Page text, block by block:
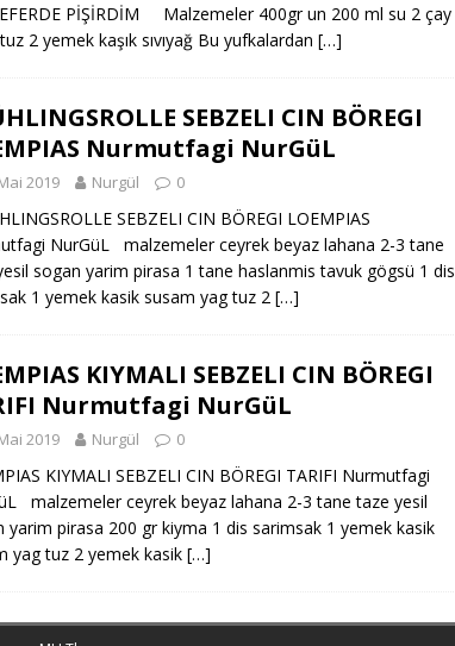
PİŞİRDİM Malzemeler 400gr un 200 ml su 2 çay
2 yemek kaşık sıvıyağ Bu yufkalardan […]
SEBZELI CIN BÖREGI
Nurmutfagi NurGüL
2019 Nurgül 0
SEBZELI CIN BÖREGI LOEMPIAS
NurGüL malzemeler ceyrek beyaz lahana 2-3 tane
sogan yarim pirasa 1 tane haslanmis tavuk gögsü 1 dis
1 yemek kasik susam yag tuz 2 […]
KIYMALI SEBZELI CIN BÖREGI
Nurmutfagi NurGüL
2019 Nurgül 0
KIYMALI SEBZELI CIN BÖREGI TARIFI Nurmutfagi
malzemeler ceyrek beyaz lahana 2-3 tane taze yesil
yarim pirasa 200 gr kiyma 1 dis sarimsak 1 yemek kasik
yag tuz 2 yemek kasik […]